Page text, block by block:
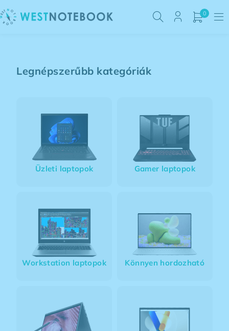
0
Legnépszerűbb kategóriák
Üzleti laptopok Gamer laptopok
Workstation laptopok Könnyen hordozható